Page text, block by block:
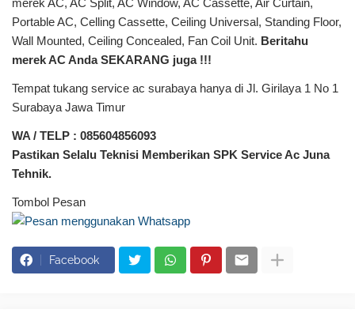
merek AC, AC Split, AC Window, AC Cassette, Air Curtain,
Portable AC, Celling Cassette, Ceiling Universal, Standing Floor,
Wall Mounted, Ceiling Concealed, Fan Coil Unit. Beritahu
merek AC Anda SEKARANG juga !!!
Tempat tukang service ac surabaya hanya di Jl. Girilaya 1 No 1
Surabaya Jawa Timur
WA / TELP : 085604856093
Pastikan Selalu Teknisi Memberikan SPK Service Ac Juna
Tehnik.
Tombol Pesan
Facebook